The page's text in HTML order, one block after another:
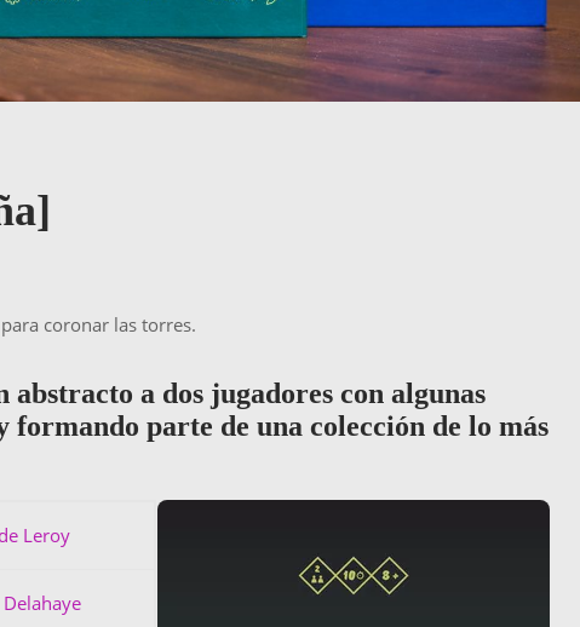
coronar las torres.
a dos jugadores con algunas
formando parte de una colección de lo más
Leroy